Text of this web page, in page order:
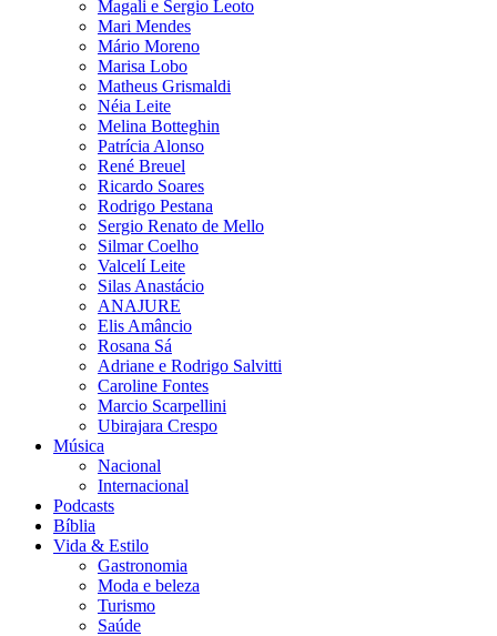
Magali e Sergio Leoto
Mari Mendes
Mário Moreno
Marisa Lobo
Matheus Grismaldi
Néia Leite
Melina Botteghin
Patrícia Alonso
René Breuel
Ricardo Soares
Rodrigo Pestana
Sergio Renato de Mello
Silmar Coelho
Valcelí Leite
Silas Anastácio
ANAJURE
Elis Amâncio
Rosana Sá
Adriane e Rodrigo Salvitti
Caroline Fontes
Marcio Scarpellini
Ubirajara Crespo
Música
Nacional
Internacional
Podcasts
Bíblia
Vida & Estilo
Gastronomia
Moda e beleza
Turismo
Saúde